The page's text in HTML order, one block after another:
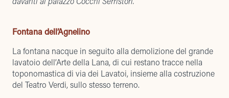
Fontana dell’Agnelino
La fontana nacque in seguito alla demolizione del grande
lavatoio dell’Arte della Lana, di cui restano tracce nella
toponomastica di via dei Lavatoi, insieme alla costruzione
del Teatro Verdi, sullo stesso terreno.